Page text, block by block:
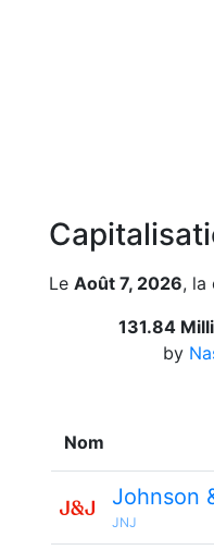
Le Août 7, 2026, la
131.84
by
Nom
Johnson
JNJ